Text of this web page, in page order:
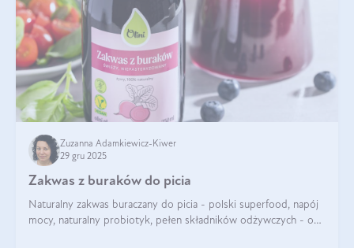
Zuzanna Adamkiewicz-Kiwer
29 gru 2025
Zakwas z buraków do picia
Naturalny zakwas buraczany do picia - polski superfood, napój
mocy, naturalny probiotyk, pełen składników odżywczych - o